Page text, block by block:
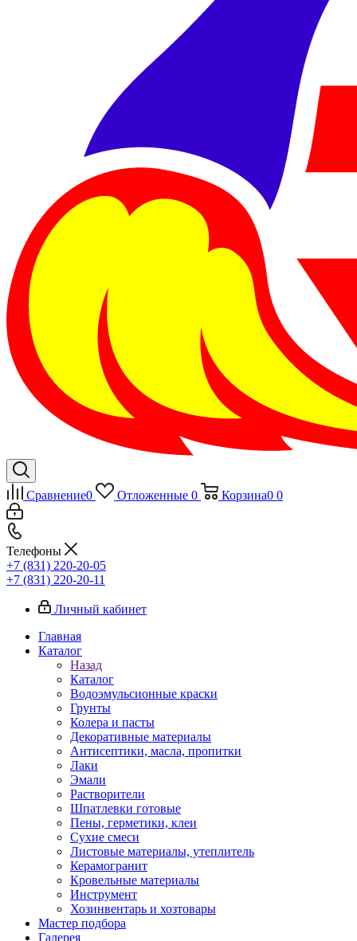
Сравнение0 Отложенные 0 Корзина0 0
Телефоны
+7 (831) 220-20-05
+7 (831) 220-20-11
Личный кабинет
Главная
Каталог
Назад
Каталог
Водоэмульсионные краски
Грунты
Колера и пасты
Декоративные материалы
Антисептики, масла, пропитки
Лаки
Эмали
Растворители
Шпатлевки готовые
Пены, герметики, клеи
Сухие смеси
Листовые материалы, утеплитель
Керамогранит
Кровельные материалы
Инструмент
Хозинвентарь и хозтовары
Мастер подбора
Галерея